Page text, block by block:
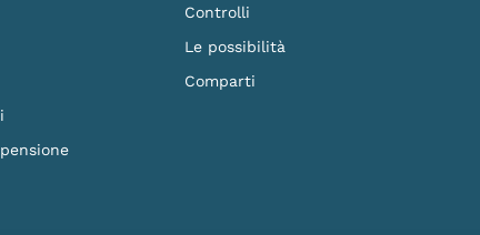
Controlli
Le possibilità
Comparti